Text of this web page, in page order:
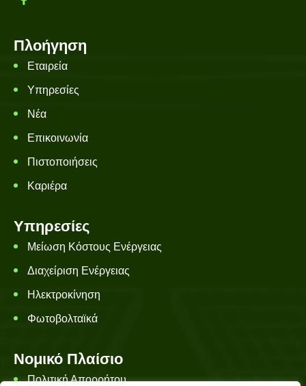
Πλοήγηση
Εταιρεία
Υπηρεσίες
Νέα
Επικοινωνία
Πιστοποιήσεις
Καριέρα
Υπηρεσίες
Μείωση Κόστους Ενέργειας
Διαχείριση Ενέργειας
Ηλεκτροκίνηση
Φωτοβολταϊκά
Νομικό Πλαίσιο
Πολιτική Απορρήτου